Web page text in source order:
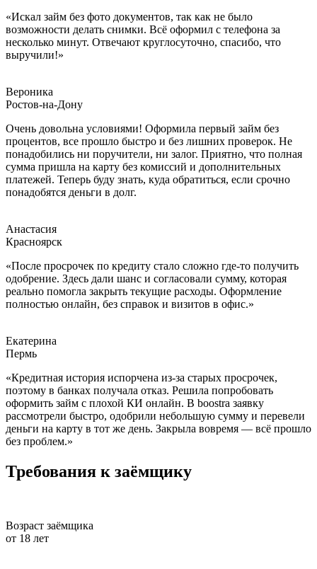
«Искал займ без фото документов, так как не было
возможности делать снимки. Всё оформил с телефона за
несколько минут. Отвечают круглосуточно, спасибо, что
выручили!»
Вероника
Ростов-на-Дону
Очень довольна условиями! Оформила первый займ без
процентов, все прошло быстро и без лишних проверок. Не
понадобились ни поручители, ни залог. Приятно, что полная
сумма пришла на карту без комиссий и дополнительных
платежей. Теперь буду знать, куда обратиться, если срочно
понадобятся деньги в долг.
Анастасия
Красноярск
«После просрочек по кредиту стало сложно где-то получить
одобрение. Здесь дали шанс и согласовали сумму, которая
реально помогла закрыть текущие расходы. Оформление
полностью онлайн, без справок и визитов в офис.»
Екатерина
Пермь
«Кредитная история испорчена из-за старых просрочек,
поэтому в банках получала отказ. Решила попробовать
оформить займ с плохой КИ онлайн. В boostra заявку
рассмотрели быстро, одобрили небольшую сумму и перевели
деньги на карту в тот же день. Закрыла вовремя — всё прошло
без проблем.»
Требования к заёмщику
Возраст заёмщика
от 18 лет